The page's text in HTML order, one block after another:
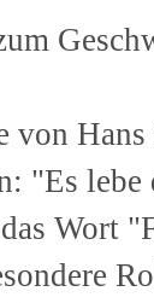
von
"Es
Wort